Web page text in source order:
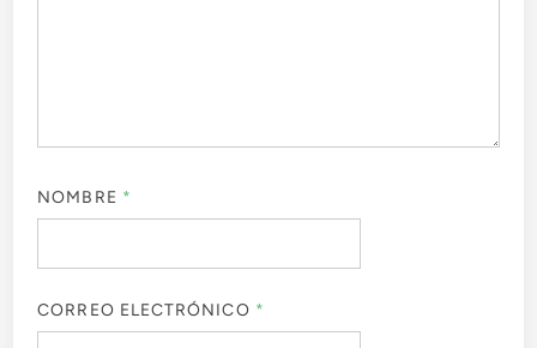
NOMBRE *
CORREO ELECTRÓNICO *